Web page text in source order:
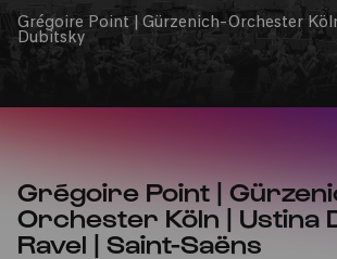
Grégoire Point | Gürzenich-Orchester
Dubitsky
Grégoire Point |
Orchester Köln | Ustina
Ravel | Saint-Saëns